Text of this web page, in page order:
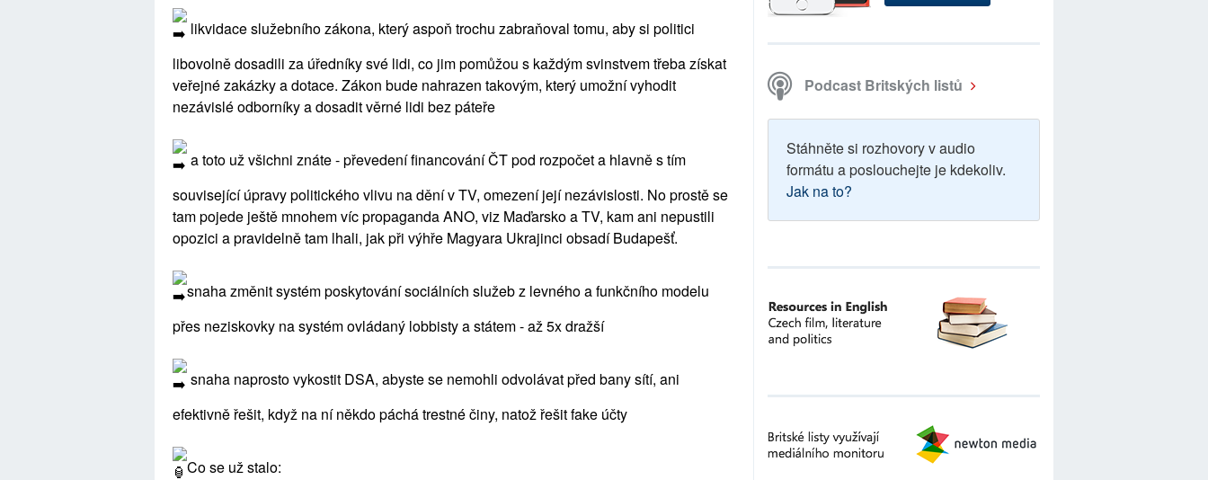
likvidace služebního zákona, který aspoň trochu zabraňoval tomu, aby si politici
libovolně dosadili za úředníky své lidi, co jim pomůžou s každým svinstvem třeba získat
veřejné zakázky a dotace. Zákon bude nahrazen takovým, který umožní vyhodit
nezávislé odborníky a dosadit věrné lidi bez páteře
a toto už všichni znáte - převedení financování ČT pod rozpočet a hlavně s tím
související úpravy politického vlivu na dění v TV, omezení její nezávislosti. No prostě se
tam pojede ještě mnohem víc propaganda ANO, viz Maďarsko a TV, kam ani nepustili
opozici a pravidelně tam lhali, jak při výhře Magyara Ukrajinci obsadí Budapešť.
snaha změnit systém poskytování sociálních služeb z levného a funkčního modelu
přes neziskovky na systém ovládaný lobbisty a státem - až 5x dražší
snaha naprosto vykostit DSA, abyste se nemohli odvolávat před bany sítí, ani
efektivně řešit, když na ní někdo páchá trestné činy, natož řešit fake účty
Co se už stalo:
Podcast Britských listů
Stáhněte si rozhovory v audio
formátu a poslouchejte je kdekoliv.
Jak na to?